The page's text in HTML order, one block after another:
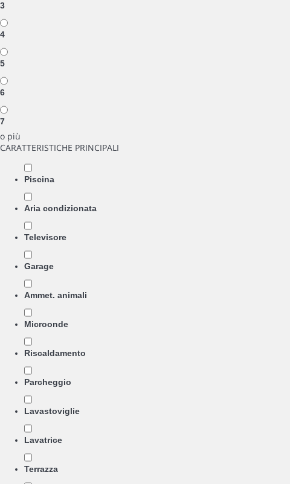
3
4
5
6
7
o più
CARATTERISTICHE PRINCIPALI
Piscina
Aria condizionata
Televisore
Garage
Ammet. animali
Microonde
Riscaldamento
Parcheggio
Lavastoviglie
Lavatrice
Terrazza